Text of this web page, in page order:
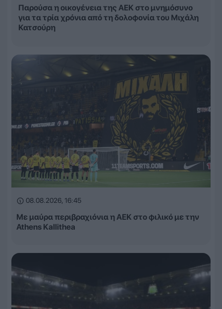
Παρούσα η οικογένεια της ΑΕΚ στο μνημόσυνο
για τα τρία χρόνια από τη δολοφονία του Μιχάλη
Κατσούρη
08.08.2026, 16:45
Με μαύρα περιβραχιόνια η ΑΕΚ στο φιλικό με την
Athens Kallithea